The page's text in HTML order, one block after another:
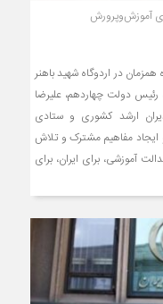
آموزش‌وپرورش
27 و 28 مردادماه همزمان در اردوگاه شهید باهنر
رئیس دولت چهاردهم، علیرضا
ارشد کشوری و ستادی
و ایجاد مفاهیم مشترک و تلاش
آموزشی، برای ایران، برای